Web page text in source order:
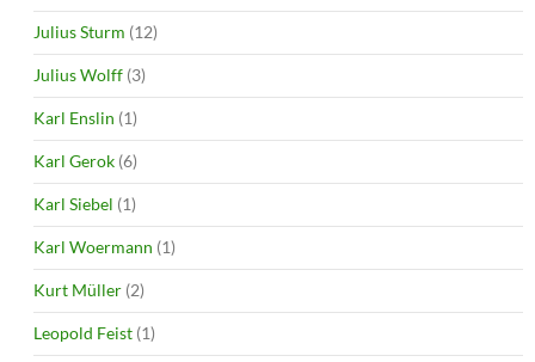
Julius Sturm (12)
Julius Wolff (3)
Karl Enslin (1)
Karl Gerok (6)
Karl Siebel (1)
Karl Woermann (1)
Kurt Müller (2)
Leopold Feist (1)